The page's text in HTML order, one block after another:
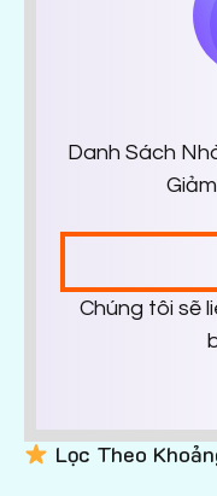
Danh Sách
Chúng tôi sẽ
Lọc Theo